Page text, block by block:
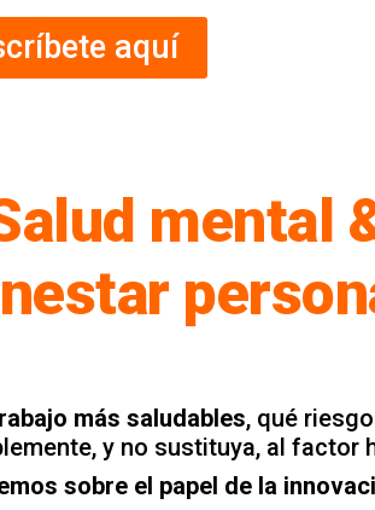
aquí
mental
más saludables, qué
y no sustituya, al factor
sobre el papel de la